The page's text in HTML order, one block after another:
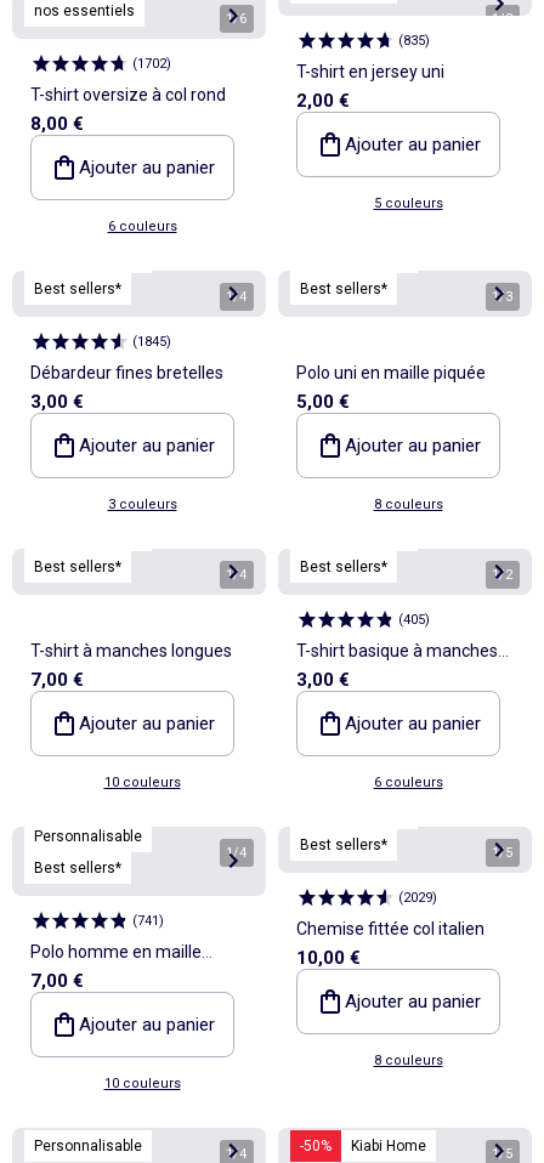
nos essentiels
1/6
(1702)
T-shirt oversize à col rond
8,00 €
Ajouter au panier
6 couleurs
1/2
(835)
T-shirt en jersey uni
2,00 €
Ajouter au panier
5 couleurs
Best sellers*
1/4
(1845)
Débardeur fines bretelles
3,00 €
Ajouter au panier
3 couleurs
Best sellers*
1/3
Polo uni en maille piquée
5,00 €
Ajouter au panier
8 couleurs
Best sellers*
1/4
T-shirt à manches longues
7,00 €
Ajouter au panier
10 couleurs
Best sellers*
1/2
(405)
T-shirt basique à manches
longues
3,00 €
Ajouter au panier
6 couleurs
Personnalisable
Best sellers*
1/4
(741)
Polo homme en maille
piquée à manches courtes
7,00 €
Ajouter au panier
10 couleurs
Best sellers*
1/5
(2029)
Chemise fittée col italien
10,00 €
Ajouter au panier
8 couleurs
Personnalisable 1/4 -50% Kiabi Home 1/5